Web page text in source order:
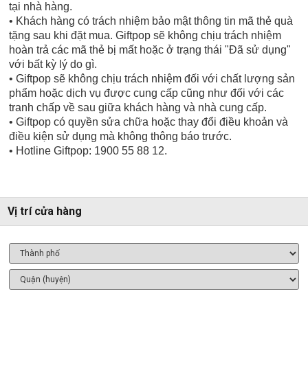
tại nhà hàng.
• Khách hàng có trách nhiệm bảo mật thông tin mã thẻ quà
tặng sau khi đặt mua. Giftpop sẽ không chịu trách nhiệm
hoàn trả các mã thẻ bị mất hoặc ở trạng thái "Đã sử dụng"
với bất kỳ lý do gì.
• Giftpop sẽ không chịu trách nhiệm đối với chất lượng sản
phẩm hoặc dịch vụ được cung cấp cũng như đối với các
tranh chấp về sau giữa khách hàng và nhà cung cấp.
• Giftpop có quyền sửa chữa hoặc thay đổi điều khoản và
điều kiện sử dụng mà không thông báo trước.
• Hotline Giftpop: 1900 55 88 12.
Vị trí cửa hàng